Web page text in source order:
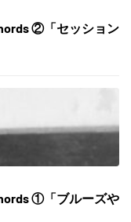
②「セッション
①「ブルーズや